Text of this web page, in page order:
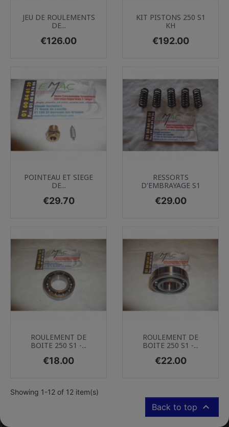
JEU DE ROULEMENTS
DE...
Price
€126.00
KIT PISTONS 250 S1
KH
Price
€192.00
POINTEAU ET SIEGE
DE...
Price
€29.70
RESSORTS
D'EMBRAYAGE S1
Price
€29.00
ROULEMENT DE
BOITE 250 S1 -...
Price
€18.00
ROULEMENT DE
BOITE 250 S1 -...
Price
€22.00
Showing 1-12 of 12 item(s)
Back to top 